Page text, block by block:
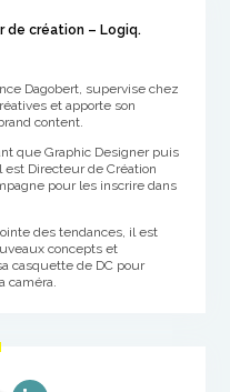
de création – Logiq.
Dagobert, supervise chez
et apporte son
content.
que Graphic Designer puis
Directeur de Création
pour les inscrire dans
des tendances, il est
concepts et
casquette de DC pour
caméra.